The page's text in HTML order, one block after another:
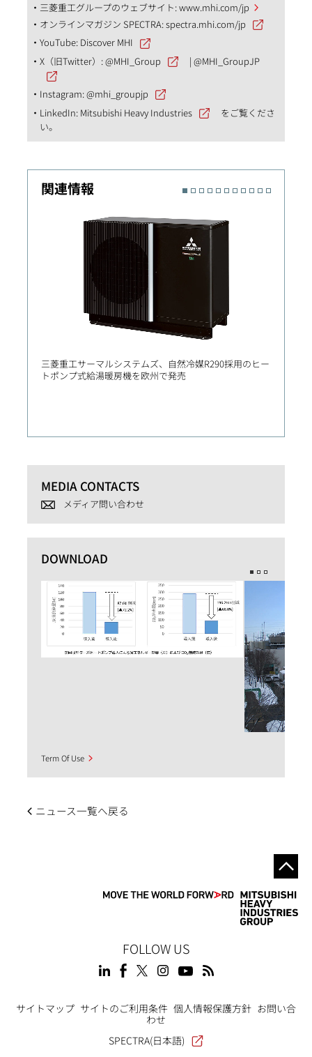
三菱重工グループのウェブサイト:www.mhi.com/jp
オンラインマガジン SPECTRA:spectra.mhi.com/jp
YouTube: Discover MHI
X（旧Twitter）:@MHI_Group |@MHI_GroupJP
Instagram:@mhi_groupjp
LinkedIn: Mitsubishi Heavy Industries
をご覧くださ
い。
関連情報
三菱重工サーマルシステムズ、自然冷媒R290採用のヒー
トポンプ式給湯暖房機を欧州で発売
MEDIA CONTACTS
メディア問い合わせ
DOWNLOAD
Term Of Use
ニュース一覧へ戻る
FOLLOW US
Footer
サイトマップ サイトのご利用条件 個人情報保護方針 お問い合
わせ
SPECTRA(日本語)